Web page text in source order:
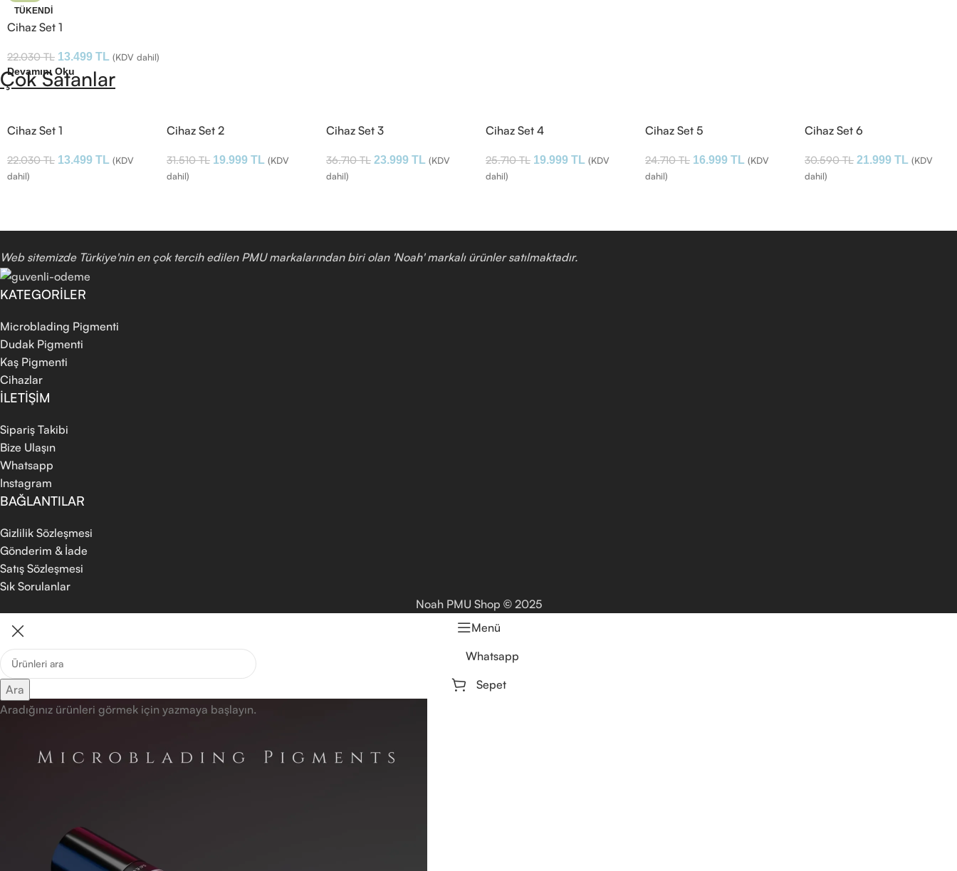
TÜKENDI
Cihaz Set 1
22.030TL 13.499 TL (KDV dahil)
Devamını Oku
Çok Satanlar
Cihaz Set 1
22.030TL 13.499 TL (KDV
dahil)
Cihaz Set 2
31.510TL 19.999 TL (KDV
dahil)
Cihaz Set 3
36.710TL 23.999 TL (KDV
dahil)
Cihaz Set 4
25.710TL 19.999 TL (KDV
dahil)
Cihaz Set 5
24.710TL 16.999 TL (KDV
dahil)
Cihaz Set 6
30.590TL 21.999 TL (KDV
dahil)
Web sitemizde Türkiye'nin en çok tercih edilen PMU markalarından biri olan 'Noah' markalı ürünler satılmaktadır.
KATEGORİLER
Microblading Pigmenti
Dudak Pigmenti
Kaş Pigmenti
Cihazlar
İLETİŞİM
Sipariş Takibi
Bize Ulaşın
Whatsapp
Instagram
BAĞLANTILAR
Gizlilik Sözleşmesi
Gönderim & İade
Satış Sözleşmesi
Sık Sorulanlar
Noah PMU Shop ©2025
Ara
Aradığınız ürünleri görmek için yazmaya başlayın.
Menü
Whatsapp
Sepet